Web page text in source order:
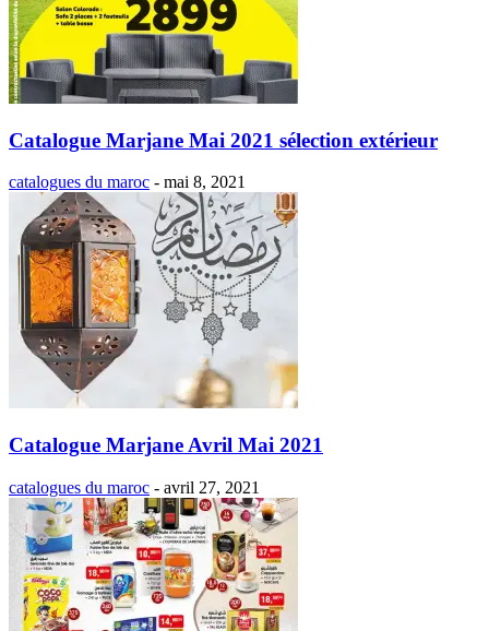
Catalogue Marjane Mai 2021 sélection extérieur
catalogues du maroc - mai 8, 2021
Catalogue Marjane Avril Mai 2021
catalogues du maroc - avril 27, 2021